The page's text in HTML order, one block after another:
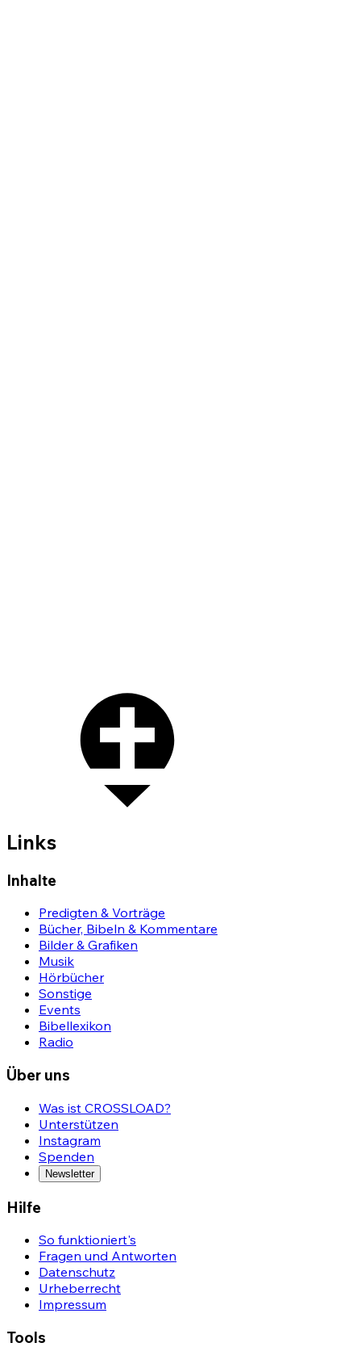
Links
Inhalte
Predigten & Vorträge
Bücher, Bibeln & Kommentare
Bilder & Grafiken
Musik
Hörbücher
Sonstige
Events
Bibellexikon
Radio
Über uns
Was ist CROSSLOAD?
Unterstützen
Instagram
Spenden
Newsletter
Hilfe
So funktioniert's
Fragen und Antworten
Datenschutz
Urheberrecht
Impressum
Tools